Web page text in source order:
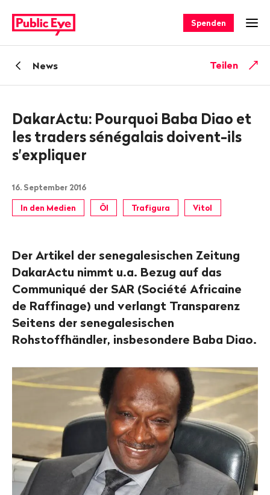
auf
publiceye.ch
Spenden
ZurückNews Teilen
DakarActu: Pourquoi Baba Diao et
les traders sénégalais doivent-ils
s'expliquer
16. September 2016
In den Medien Öl Trafigura Vitol
Der Artikel der senegalesischen Zeitung
DakarActu nimmt u.a. Bezug auf das
Communiqué der SAR (Société Africaine
de Raffinage) und verlangt Transparenz
Seitens der senegalesischen
Rohstoffhändler, insbesondere Baba Diao.